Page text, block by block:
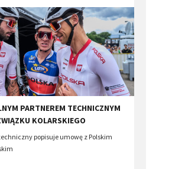
PARTNEREM TECHNICZNYM
KOLARSKIEGO
popisuje umowę z Polskim